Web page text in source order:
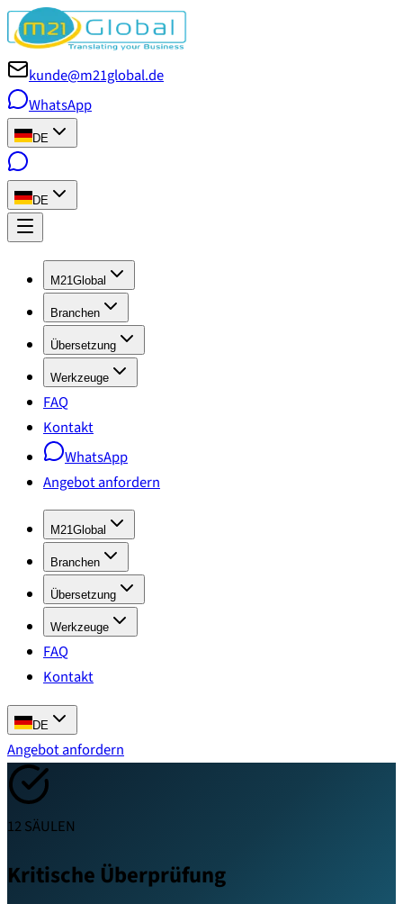
kunde@m21global.de
WhatsApp
DE
DE
M21Global
Branchen
Übersetzung
Werkzeuge
FAQ
Kontakt
WhatsApp
Angebot anfordern
M21Global
Branchen
Übersetzung
Werkzeuge
FAQ
Kontakt
DE
Angebot anfordern
12 SÄULEN
Kritische Überprüfung